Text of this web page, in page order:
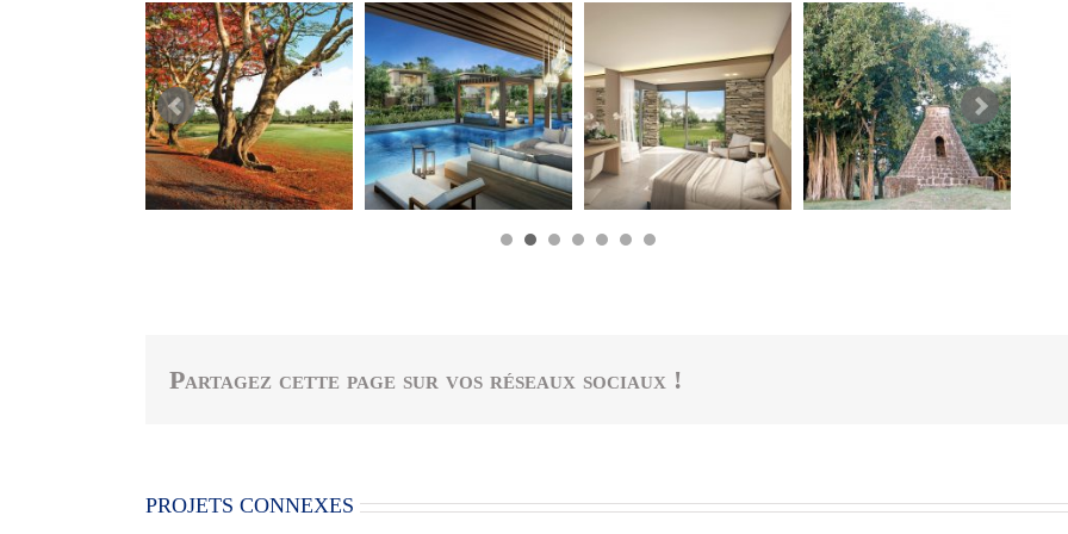
Partagez cette page sur vos réseaux sociaux !
PROJETS CONNEXES